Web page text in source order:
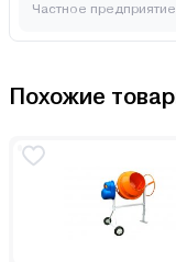
Частное
Похожие